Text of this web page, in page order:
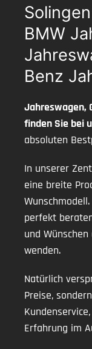
BMW
Benz
Jahreswagen,
finden Sie bei
absoluten
In unserer
eine breite
perfekt
und
wenden.
Natürlich
Preise,
Erfahrung im